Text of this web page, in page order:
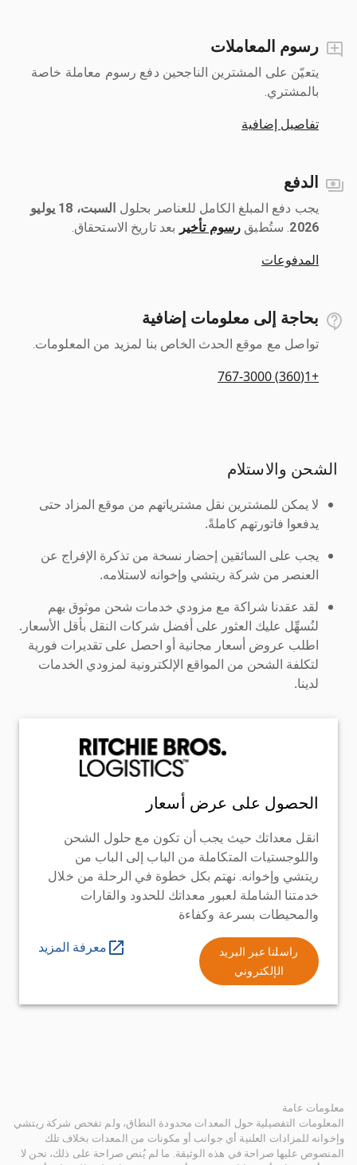
رسوم المعاملات
يتعيّن على المشترين الناجحين دفع رسوم معاملة خاصة
بالمشتري.
تفاصيل إضافية
الدفع
يجب دفع المبلغ الكامل للعناصر بحلول ‎
السبت، 18 يوليو
2026
رسوم تأخير بعد تاريخ الاستحقاق.
المدفوعات
بحاجة إلى معلومات إضافية
تواصل مع موقع الحدث الخاص بنا لمزيد من المعلومات.
+1(360) 767-3000
الشحن والاستلام
لا يمكن للمشترين نقل مشترياتهم من موقع المزاد حتى
يدفعوا فاتورتهم كاملةً.
يجب على السائقين إحضار نسخة من تذكرة الإفراج عن
العنصر من شركة ريتشي وإخوانه لاستلامه.
لقد عقدنا شراكة مع مزودي خدمات شحن موثوق بهم
لنُسهِّل عليك العثور على أفضل شركات النقل بأقل الأسعار.
اطلب عروض أسعار مجانية أو احصل على تقديرات فورية
لتكلفة الشحن من المواقع الإلكترونية لمزودي الخدمات
لدينا.
الحصول على عرض أسعار
انقل معداتك حيث يجب أن تكون مع حلول الشحن
واللوجستيات المتكاملة من الباب إلى الباب من
ريتشي وإخوانه. نهتم بكل خطوة في الرحلة من خلال
خدمتنا الشاملة لعبور معداتك للحدود والقارات
والمحيطات بسرعة وكفاءة
راسلنا عبر البريد
الإلكتروني
معرفة المزيد
معلومات عامة
المعلومات التفصيلية حول المعدات محدودة النطاق، ولم تفحص شركة ريتشي
وإخوانه للمزادات العلنية أي جوانب أو مكونات من المعدات بخلاف تلك
المنصوص عليها صراحة في هذه الوثيقة. ما لم يُنص صراحة على ذلك، نحن لا